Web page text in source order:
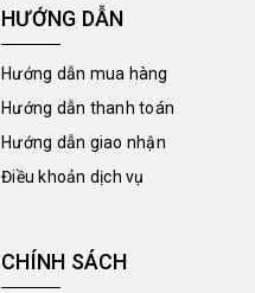
HƯỚNG DẪN
Hướng dẫn mua hàng
Hướng dẫn thanh toán
Hướng dẫn giao nhận
Điều khoản dịch vụ
CHÍNH SÁCH